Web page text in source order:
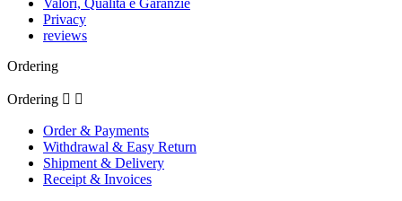
Valori, Qualità e Garanzie
Privacy
reviews
Ordering
Ordering  
Order & Payments
Withdrawal & Easy Return
Shipment & Delivery
Receipt & Invoices